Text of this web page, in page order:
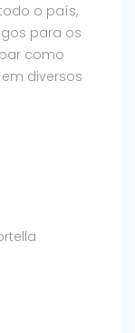
o país,
para os
como
diversos